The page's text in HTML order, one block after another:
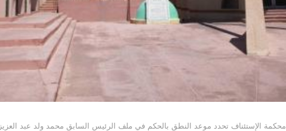
محكمة الإستئناف تحدد موعد النطق بالحكم في ملف الرئيس السابق محمد ولد عبد العزيز